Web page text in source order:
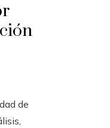
de